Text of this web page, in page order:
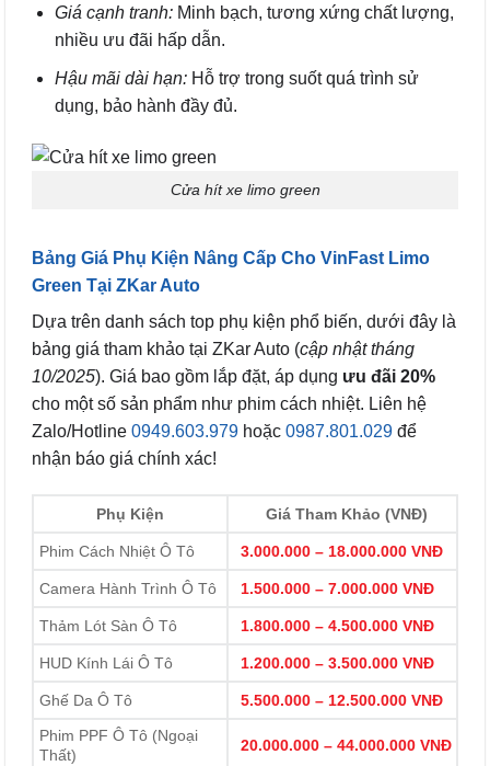
Giá cạnh tranh:Minh bạch, tương xứng chất lượng,
nhiều ưu đãi hấp dẫn.
Hậu mãi dài hạn:Hỗ trợ trong suốt quá trình sử
dụng, bảo hành đầy đủ.
Cửa hít xe limo green
Bảng Giá Phụ Kiện Nâng Cấp Cho VinFast Limo
Green Tại ZKar Auto
Dựa trên danh sách top phụ kiện phổ biến, dưới đây là
bảng giá tham khảo tại ZKar Auto (cập nhật tháng
10/2025). Giá bao gồm lắp đặt, áp dụng ưu đãi 20%
cho một số sản phẩm như phim cách nhiệt. Liên hệ
Zalo/Hotline 0949.603.979 hoặc 0987.801.029 để
nhận báo giá chính xác!
Phụ Kiện Giá Tham Khảo (VNĐ)
Phim Cách Nhiệt Ô Tô 3.000.000 – 18.000.000 VNĐ
Camera Hành Trình Ô Tô 1.500.000 – 7.000.000 VNĐ
Thảm Lót Sàn Ô Tô 1.800.000 – 4.500.000 VNĐ
HUD Kính Lái Ô Tô 1.200.000 – 3.500.000 VNĐ
Ghế Da Ô Tô
5.500.000 – 12.500.000 VNĐ
Phim PPF Ô Tô (Ngoại
Thất)
20.000.000 – 44.000.000 VNĐ